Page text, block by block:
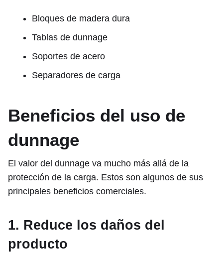
Bloques de madera dura
Tablas de dunnage
Soportes de acero
Separadores de carga
Beneficios del uso de
dunnage
El valor del dunnage va mucho más allá de la
protección de la carga. Estos son algunos de sus
principales beneficios comerciales.
1. Reduce los daños del
producto